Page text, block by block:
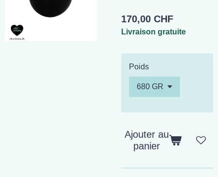
170,00 CHF
Livraison gratuite
Poids
Ajouter au
panier